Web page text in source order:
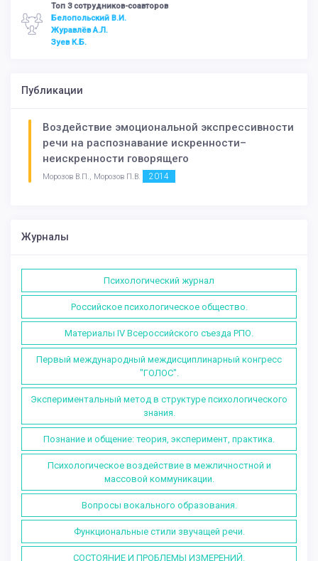
Топ 3 сотрудников-соавторов
Белопольский В.И.
Журавлёв А.Л.
Зуев К.Б.
Публикации
Воздействие эмоциональной экспрессивности
речи на распознавание искренности–
неискренности говорящего
Морозов В.П., Морозов П.В. 2014
Журналы
Психологический журнал
Российское психологическое общество.
Материалы IV Всероссийского съезда РПО.
Первый международный междисциплинарный конгресс
"ГОЛОС".
Экспериментальный метод в структуре психологического
знания.
Познание и общение: теория, эксперимент, практика.
Психологическое воздействие в межличностной и
массовой коммуникации.
Вопросы вокального образования.
Функциональные стили звучащей речи.
СОСТОЯНИЕ И ПРОБЛЕМЫ ИЗМЕРЕНИЙ.